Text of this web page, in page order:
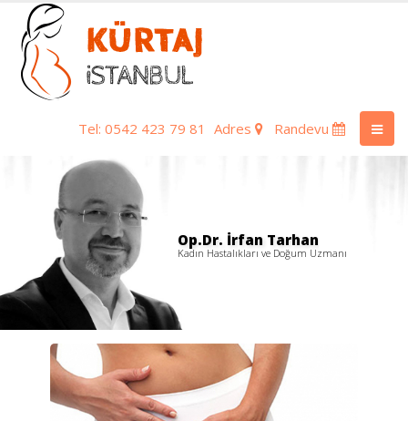
Tel: 0542 423 79 81 Adres Randevu
Op.Dr. İrfan Tarhan
Kadın Hastalıkları ve Doğum Uzmanı